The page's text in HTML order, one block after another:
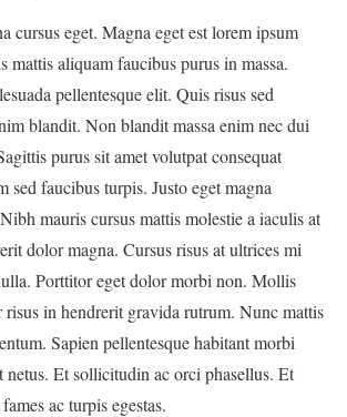
cursus eget. Magna eget est lorem ipsum
mattis aliquam faucibus purus in massa.
pellentesque elit. Quis risus sed
blandit. Non blandit massa enim nec dui
purus sit amet volutpat consequat
sed faucibus turpis. Justo eget magna
mauris cursus mattis molestie a iaculis at
dolor magna. Cursus risus at ultrices mi
Porttitor eget dolor morbi non. Mollis
risus in hendrerit gravida rutrum. Nunc mattis
Sapien pellentesque habitant morbi
netus. Et sollicitudin ac orci phasellus. Et
ac turpis egestas.